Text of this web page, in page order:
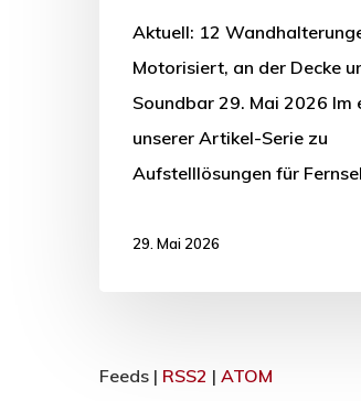
Aktuell: 12
Motorisiert, an der Decke
Soundbar 29. Mai 2026 Im
unserer Artikel-Serie zu
Aufstelllösungen für
29. Mai 2026
Feeds | RSS2 | ATOM